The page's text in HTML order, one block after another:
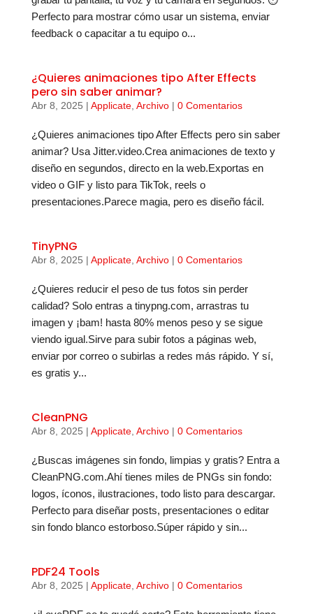
Perfecto para mostrar cómo usar un sistema, enviar
feedback o capacitar a tu equipo o...
¿Quieres animaciones tipo After Effects
pero sin saber animar?
Abr 8, 2025 | Applicate, Archivo| 0 Comentarios
¿Quieres animaciones tipo After Effects pero sin saber
animar? Usa Jitter.video.Crea animaciones de texto y
diseño en segundos, directo en la web.Exportas en
video o GIF y listo para TikTok, reels o
presentaciones.Parece magia, pero es diseño fácil.
TinyPNG
Abr 8, 2025 | Applicate, Archivo| 0 Comentarios
¿Quieres reducir el peso de tus fotos sin perder
calidad? Solo entras a tinypng.com, arrastras tu
imagen y ¡bam! hasta 80% menos peso y se sigue
viendo igual.Sirve para subir fotos a páginas web,
enviar por correo o subirlas a redes más rápido. Y sí,
es gratis y...
CleanPNG
Abr 8, 2025 | Applicate, Archivo| 0 Comentarios
¿Buscas imágenes sin fondo, limpias y gratis? Entra a
CleanPNG.com.Ahí tienes miles de PNGs sin fondo:
logos, íconos, ilustraciones, todo listo para descargar.
Perfecto para diseñar posts, presentaciones o editar
sin fondo blanco estorboso.Súper rápido y sin...
PDF24 Tools
Abr 8, 2025 | Applicate, Archivo| 0 Comentarios